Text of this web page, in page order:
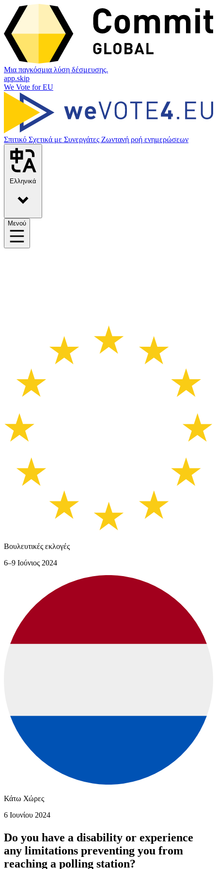
Μια παγκόσμια λύση δέσμευσης.
app.skip
We Vote for EU
Σπιτικό Σχετικά με Συνεργάτες Ζωντανή ροή ενημερώσεων
Ελληνικά
Μενού
Βουλευτικές εκλογές
6–9 Ιούνιος 2024
Κάτω Χώρες
6 Ιουνίου 2024
Do you have a disability or experience
any limitations preventing you from
reaching a polling station?